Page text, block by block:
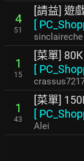
4
51
[請益] 遊
[
sinclaireche
1
15
[菜單]
[
1
43
[菜單]
[
Alei